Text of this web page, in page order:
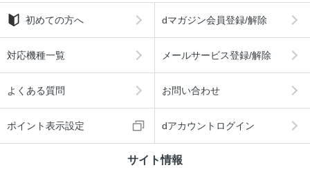
初めての方へ dマガジン会員登録/解除
対応機種一覧 メールサービス登録/解除
よくある質問 お問い合わせ
ポイント表示設定 dアカウントログイン
サイト情報